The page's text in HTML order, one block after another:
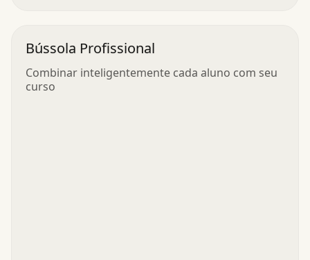
Bússola Profissional
Combinar inteligentemente cada aluno com seu
curso